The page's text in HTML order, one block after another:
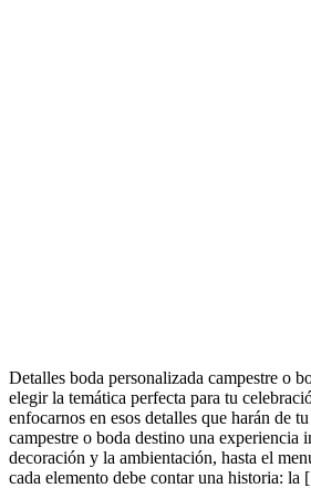
Detalles boda personalizada campestre o
elegir la temática perfecta para tu
enfocarnos en esos detalles que harán de
campestre o boda destino una experiencia
decoración y la ambientación, hasta el
cada elemento debe contar una historia: